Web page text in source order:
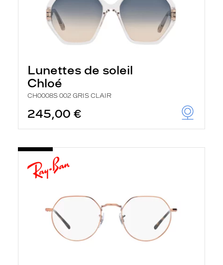
Lunettes de soleil
Chloé
CH0008S 002 GRIS CLAIR
245,00 €